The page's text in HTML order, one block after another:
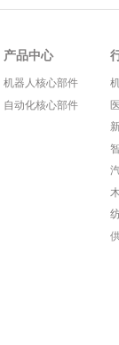
产品中心
机器人核心部件
自动化核心部件